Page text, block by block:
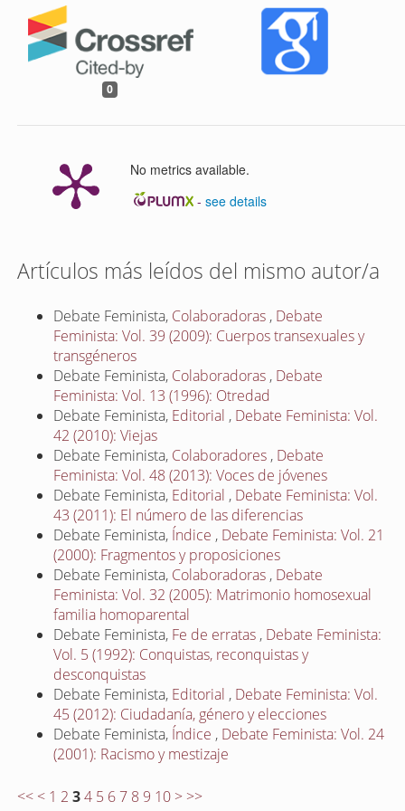
0
No metrics available.
-see details
Artículos más leídos del mismo autor/a
Debate Feminista, Colaboradoras , Debate
Feminista: Vol. 39 (2009): Cuerpos transexuales y
transgéneros
Debate Feminista, Colaboradoras , Debate
Feminista: Vol. 13 (1996): Otredad
Debate Feminista, Editorial , Debate Feminista: Vol.
42 (2010): Viejas
Debate Feminista, Colaboradores , Debate
Feminista: Vol. 48 (2013): Voces de jóvenes
Debate Feminista, Editorial , Debate Feminista: Vol.
43 (2011): El número de las diferencias
Debate Feminista, Índice , Debate Feminista: Vol. 21
(2000): Fragmentos y proposiciones
Debate Feminista, Colaboradoras , Debate
Feminista: Vol. 32 (2005): Matrimonio homosexual
familia homoparental
Debate Feminista, Fe de erratas , Debate Feminista:
Vol. 5 (1992): Conquistas, reconquistas y
desconquistas
Debate Feminista, Editorial , Debate Feminista: Vol.
45 (2012): Ciudadanía, género y elecciones
Debate Feminista, Índice , Debate Feminista: Vol. 24
(2001): Racismo y mestizaje
<< < 1 2 3 4 5 6 7 8 9 10 > >>